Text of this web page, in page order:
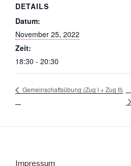
DETAILS
Datum:
November 25, 2022
Zeit:
18:30 - 20:30
Gemeinschaftsübung (Zug I + Zug II)
Impressum